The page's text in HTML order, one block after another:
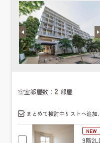
空室部屋数： 2 部屋
まとめて検討中リストへ追加
NEW
9階